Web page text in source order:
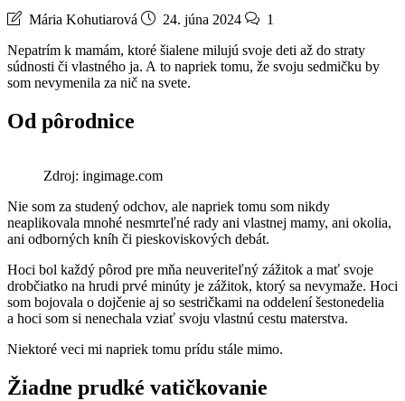
Mária Kohutiarová 24. júna 2024
1
Nepatrím k mamám, ktoré šialene milujú svoje deti až do straty
súdnosti či vlastného ja. A to napriek tomu, že svoju sedmičku by
som nevymenila za nič na svete.
Od pôrodnice
Zdroj: ingimage.com
Nie som za studený odchov, ale napriek tomu som nikdy
neaplikovala mnohé nesmrteľné rady ani vlastnej mamy, ani okolia,
ani odborných kníh či pieskoviskových debát.
Hoci bol každý pôrod pre mňa neuveriteľný zážitok a mať svoje
drobčiatko na hrudi prvé minúty je zážitok, ktorý sa nevymaže. Hoci
som bojovala o dojčenie aj so sestričkami na oddelení šestonedelia
a hoci som si nenechala vziať svoju vlastnú cestu materstva.
Niektoré veci mi napriek tomu prídu stále mimo.
Žiadne prudké vatičkovanie